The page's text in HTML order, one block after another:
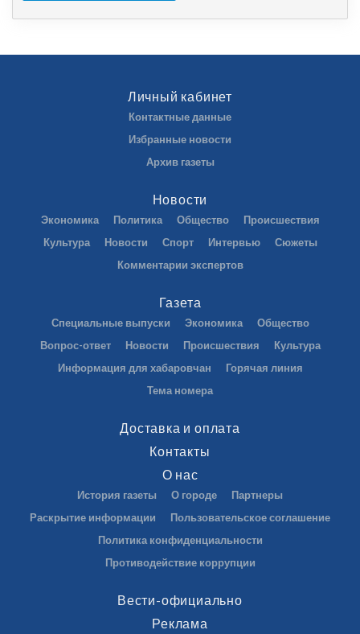
Личный кабинет
Контактные данные
Избранные новости
Архив газеты
Новости
Экономика Политика Общество
Происшествия
Культура
Новости Спорт Интервью
Сюжеты
Комментарии экспертов
Газета
Специальные выпуски Экономика
Общество
Вопрос-ответ
Новости Происшествия
Культура
Информация для хабаровчан
Горячая линия
Тема номера
Доставка и оплата
Контакты
О нас
История газеты О городе
Партнеры
Раскрытие информации
Пользовательское соглашение
Политика конфиденциальности
Противодействие коррупции
Вести-официально
Реклама